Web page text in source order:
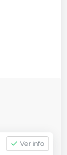
Ver info